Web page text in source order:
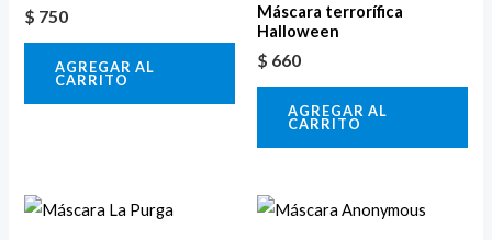
$ 750
AGREGAR AL
CARRITO
Máscara terrorífica
Halloween
$ 660
AGREGAR AL
CARRITO